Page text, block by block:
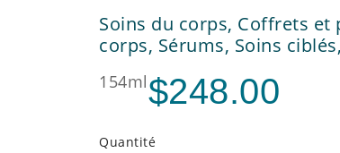
Soins du corps, Coffrets et
corps, Sérums, Soins ciblés,
154ml$248.00
Quantité